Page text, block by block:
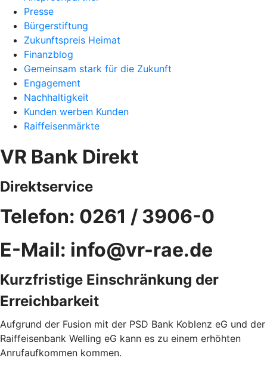
Presse
Bürgerstiftung
Zukunftspreis Heimat
Finanzblog
Gemeinsam stark für die Zukunft
Engagement
Nachhaltigkeit
Kunden werben Kunden
Raiffeisenmärkte
VR Bank Direkt
Direktservice
Telefon: 0261 / 3906-0
E-Mail: info@vr-rae.de
Kurzfristige Einschränkung der
Erreichbarkeit
Aufgrund der Fusion mit der PSD Bank Koblenz eG und der
Raiffeisenbank Welling eG kann es zu einem erhöhten
Anrufaufkommen kommen.